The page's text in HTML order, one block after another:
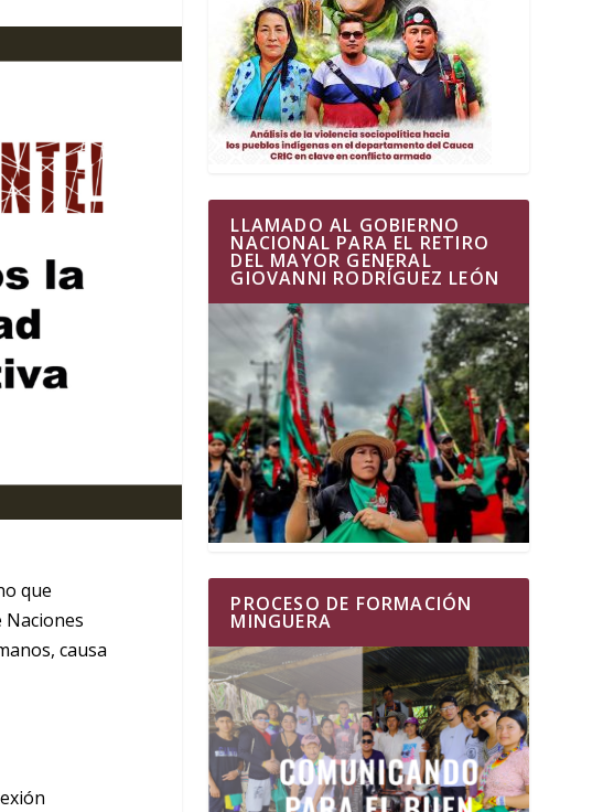
que
causa
LLAMADO AL GOBIERNO
NACIONAL PARA EL RETIRO
DEL MAYOR GENERAL
GIOVANNI RODRÍGUEZ LEÓN
PROCESO DE FORMACIÓN
MINGUERA